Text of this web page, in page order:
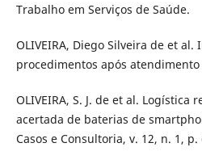
Trabalho em Serviços de Saúde.
OLIVEIRA, Diego Silveira de et
procedimentos após
OLIVEIRA, S. J. de et al. Logística
acertada de baterias de
Casos e Consultoria, v. 12, n. 1, p.